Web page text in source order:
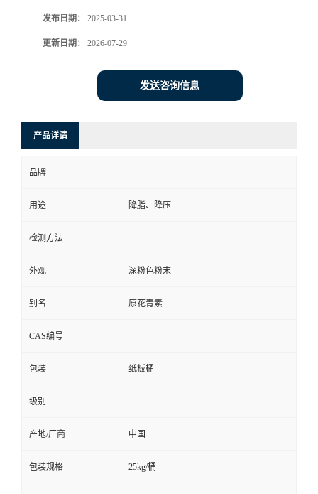
方
式
发布日期： 2025-03-31
更新日期： 2026-07-29
发送咨询信息
产品详请
品牌
用途 降脂、降压
检测方法
外观 深粉色粉末
别名 原花青素
CAS编号
包装 纸板桶
级别
产地/厂商 中国
包装规格 25kg/桶